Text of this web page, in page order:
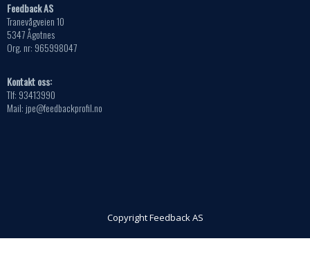
Feedback AS
Tranevågveien 10
5347 Ågotnes
Org. nr: 965998047
Kontakt oss:
Tlf: 93413990
Mail: jpe@feedbackprofil.no
Copyright Feedback AS